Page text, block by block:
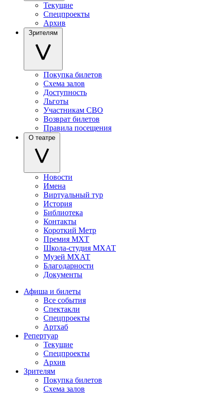
Текущие
Спецпроекты
Архив
Зрителям
Покупка билетов
Схема залов
Доступность
Льготы
Участникам СВО
Возврат билетов
Правила посещения
О театре
Новости
Имена
Виртуальный тур
История
Библиотека
Контакты
Короткий Метр
Премия МХТ
Школа-студия МХАТ
Музей МХАТ
Благодарности
Документы
Афиша и билеты
Все события
Спектакли
Спецпроекты
Артхаб
Репертуар
Текущие
Спецпроекты
Архив
Зрителям
Покупка билетов
Схема залов